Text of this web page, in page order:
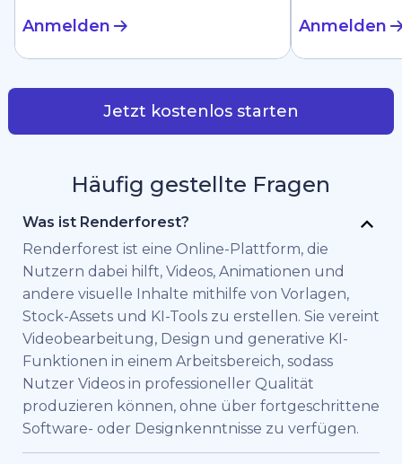
Anmelden Anmelden
Jetzt kostenlos starten
Häufig gestellte Fragen
Was ist Renderforest?
Renderforest ist eine Online-Plattform, die
Nutzern dabei hilft, Videos, Animationen und
andere visuelle Inhalte mithilfe von Vorlagen,
Stock-Assets und KI-Tools zu erstellen. Sie vereint
Videobearbeitung, Design und generative KI-
Funktionen in einem Arbeitsbereich, sodass
Nutzer Videos in professioneller Qualität
produzieren können, ohne über fortgeschrittene
Software- oder Designkenntnisse zu verfügen.